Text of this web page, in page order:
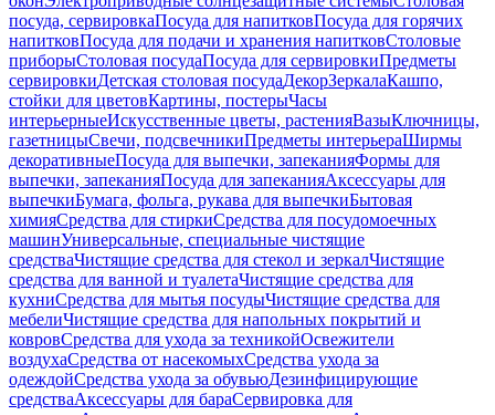
посуда, сервировкаПосуда для напитковПосуда для горячих
напитковПосуда для подачи и хранения напитковСтоловые
приборыСтоловая посудаПосуда для сервировкиПредметы
сервировкиДетская столовая посудаДекорЗеркалаКашпо,
стойки для цветовКартины, постерыЧасы
интерьерныеИскусственные цветы, растенияВазыКлючницы,
газетницыСвечи, подсвечникиПредметы интерьераШирмы
декоративныеПосуда для выпечки, запеканияФормы для
выпечки, запеканияПосуда для запеканияАксессуары для
выпечкиБумага, фольга, рукава для выпечкиБытовая
химияСредства для стиркиСредства для посудомоечных
машинУниверсальные, специальные чистящие
средстваЧистящие средства для стекол и зеркалЧистящие
средства для ванной и туалетаЧистящие средства для
кухниСредства для мытья посудыЧистящие средства для
мебелиЧистящие средства для напольных покрытий и
ковровСредства для ухода за техникойОсвежители
воздухаСредства от насекомыхСредства ухода за
одеждойСредства ухода за обувьюДезинфицирующие
средстваАксессуары для бараСервировка для